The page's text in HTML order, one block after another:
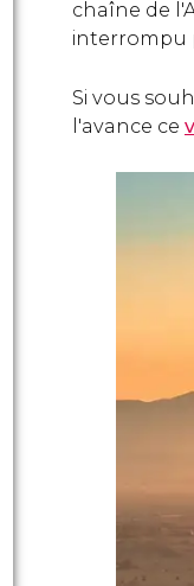
chaîne de
interrompu
Si vous
l'avance ce